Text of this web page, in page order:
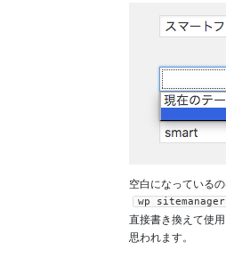
空白になっている
直接書き換えて使
思われます。